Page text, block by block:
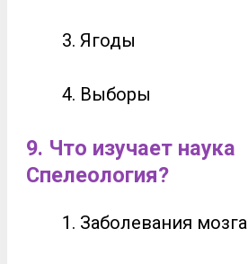
Ягоды
Выборы
9. Что изучает наука
Спелеология?
Заболевания мозга